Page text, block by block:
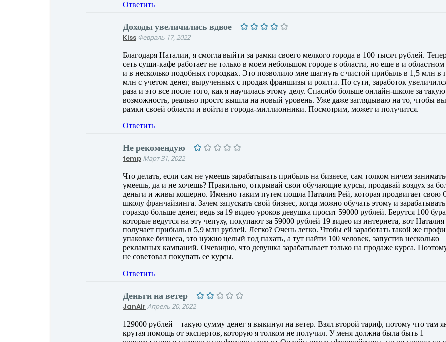
Ответить
Доходы увеличились вдвое
Kiss Февраль 17, 2022
Благодаря Наталии, я смогла выйти за рамки своего мелкого города в 100 тысяч рублей.
сеть суши-кафе работает не только в моем небольшом городе в области, но еще в и областном
и в несколько подобных городках. Это позволило мне шагнуть с чистой прибыль в 1,5 млн в
млн с учетом денег, вырученных с продаж франшизы и роялти. По сути, заработок
раза и это все после того, как я научилась этому делу. Спасибо больше онлайн-школе за такую
возможность, реально просто вышла на новый уровень. Уже даже заглядываю на то, чтобы
рамки своей области и войти в города-миллионники. Посмотрим, может и получится.
Ответить
Не рекомендую
temp Март 31, 2022
Что делать, если сам не умеешь зарабатывать прибыль на бизнесе, сам толком ничем
умеешь, да и не хочешь? Правильно, открывай свои обучающие курсы, продавай воздух за
деньги и живы кошерно. Именно таким путем пошла Наталия Рей, которая продвигает свою
школу франчайзинга. Зачем запускать свой бизнес, когда можно обучать этому и зарабатывать
гораздо больше денег, ведь за 19 видео уроков девушка просит 59000 рублей. Берутся 100
которые ведутся на эту чепуху, покупают за 59000 рублей 19 видео из интернета, вот
получает прибыль в 5,9 млн рублей. Легко? Очень легко. Чтобы ей заработать такой же
упаковке бизнеса, это нужно целый год пахать, а тут найти 100 человек, запустив несколько
рекламных кампаний. Очевидно, что девушка зарабатывает только на продаже курса.
не советовал покупать ее курсы.
Ответить
Деньги на ветер
JanAir Апрель 20, 2022
129000 рублей – такую сумму денег я выкинул на ветер. Взял второй тариф, потому что там
крутая помощь от экспертов, которую я толком не получил. У меня должна была быть 1